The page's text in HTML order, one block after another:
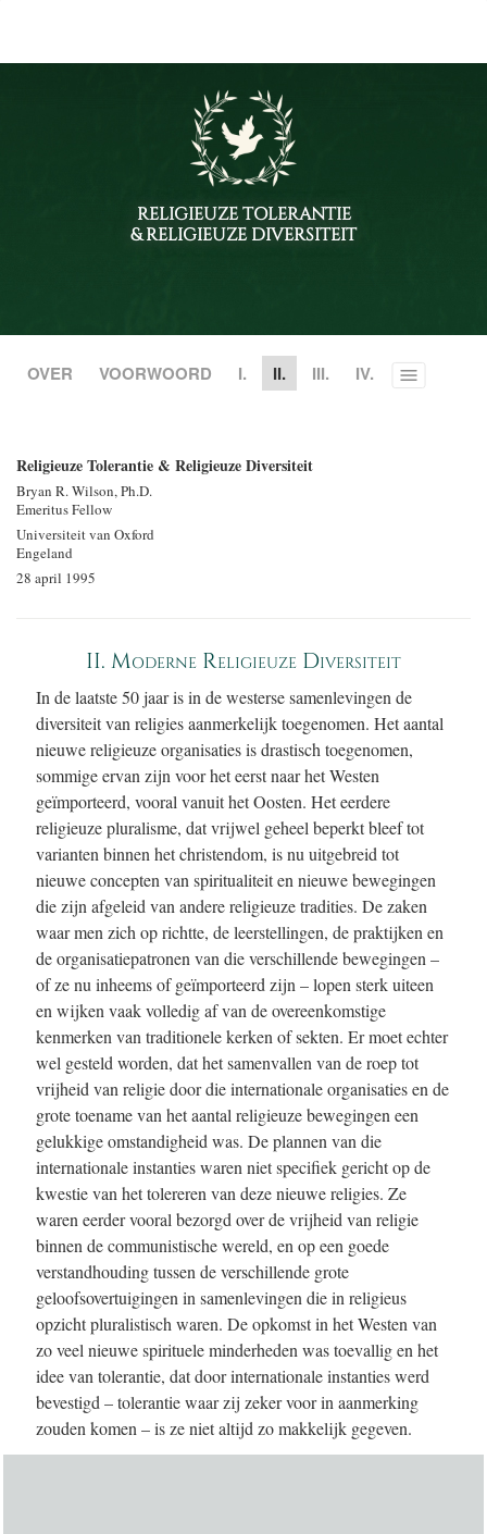
RELIGIEUZE TOLERANTIE
& RELIGIEUZE DIVERSITEIT
OVER VOORWOORD I. II. III. IV. Toggle
Religieuze Tolerantie & Religieuze Diversiteit
Bryan R. Wilson, Ph.D.
Emeritus Fellow
Universiteit van Oxford
Engeland
28 april 1995
II. Moderne Religieuze Diversiteit
In de laatste 50 jaar is in de westerse samenlevingen de
diversiteit van religies aanmerkelijk toegenomen. Het aantal
nieuwe religieuze organisaties is drastisch toegenomen,
sommige ervan zijn voor het eerst naar het Westen
geïmporteerd, vooral vanuit het Oosten. Het eerdere
religieuze pluralisme, dat vrijwel geheel beperkt bleef tot
varianten binnen het christendom, is nu uitgebreid tot
nieuwe concepten van spiritualiteit en nieuwe bewegingen
die zijn afgeleid van andere religieuze tradities. De zaken
waar men zich op richtte, de leerstellingen, de praktijken en
de organisatiepatronen van die verschillende bewegingen –
of ze nu inheems of geïmporteerd zijn – lopen sterk uiteen
en wijken vaak volledig af van de overeenkomstige
kenmerken van traditionele kerken of sekten. Er moet echter
wel gesteld worden, dat het samenvallen van de roep tot
vrijheid van religie door die internationale organisaties en de
grote toename van het aantal religieuze bewegingen een
gelukkige omstandigheid was. De plannen van die
internationale instanties waren niet specifiek gericht op de
kwestie van het tolereren van deze nieuwe religies. Ze
waren eerder vooral bezorgd over de vrijheid van religie
binnen de communistische wereld, en op een goede
verstandhouding tussen de verschillende grote
geloofsovertuigingen in samenlevingen die in religieus
opzicht pluralistisch waren. De opkomst in het Westen van
zo veel nieuwe spirituele minderheden was toevallig en het
idee van tolerantie, dat door internationale instanties werd
bevestigd – tolerantie waar zij zeker voor in aanmerking
zouden komen – is ze niet altijd zo makkelijk gegeven.